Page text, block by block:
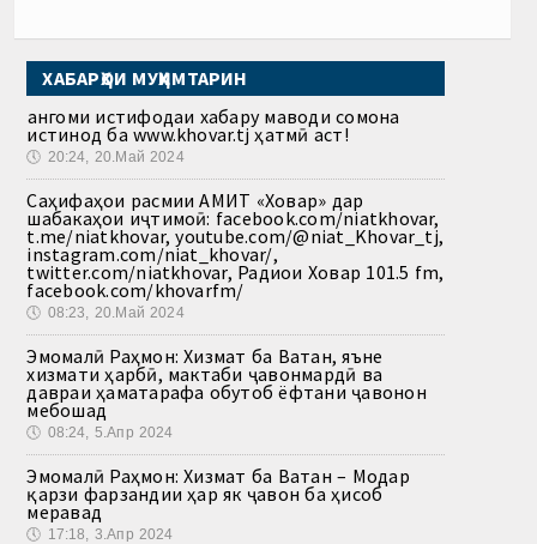
ХАБАРҲОИ МУҲИМТАРИН
Ҳангоми истифодаи хабару маводи сомона
истинод ба www.khovar.tj ҳатмӣ аст!
🕔 20:24, 20.Май 2024
Саҳифаҳои расмии АМИТ «Ховар» дар
шабакаҳои иҷтимоӣ: facebook.com/niatkhovar,
t.me/niatkhovar, youtube.com/@niat_Khovar_tj,
instagram.com/niat_khovar/,
twitter.com/niatkhovar, Радиои Ховар 101.5 fm,
facebook.com/khovarfm/
🕔 08:23, 20.Май 2024
Эмомалӣ Раҳмон: Хизмат ба Ватан, яъне
хизмати ҳарбӣ, мактаби ҷавонмардӣ ва
давраи ҳаматарафа обутоб ёфтани ҷавонон
мебошад
🕔 08:24, 5.Апр 2024
Эмомалӣ Раҳмон: Хизмат ба Ватан – Модар
қарзи фарзандии ҳар як ҷавон ба ҳисоб
меравад
🕔 17:18, 3.Апр 2024